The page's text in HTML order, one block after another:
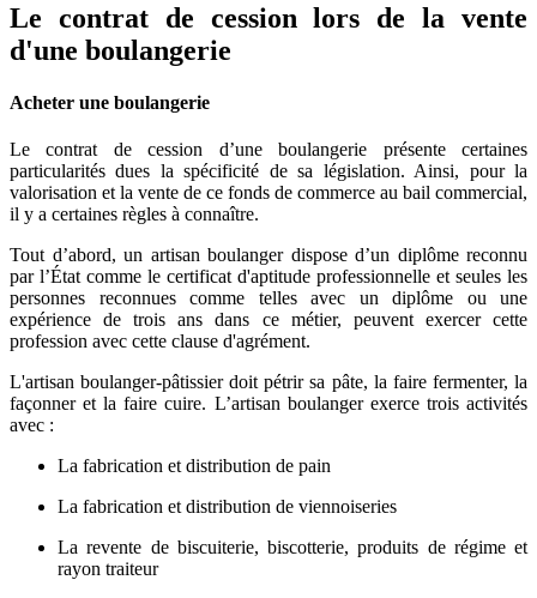
Le contrat de cession lors de la vente
d'une boulangerie
Acheter une boulangerie
Le contrat de cession d’une boulangerie présente certaines
particularités dues la spécificité de sa législation. Ainsi, pour la
valorisation et la vente de ce fonds de commerce au bail commercial,
il y a certaines règles à connaître.
Tout d’abord, un artisan boulanger dispose d’un diplôme reconnu
par l’État comme le certificat d'aptitude professionnelle et seules les
personnes reconnues comme telles avec un diplôme ou une
expérience de trois ans dans ce métier, peuvent exercer cette
profession avec cette clause d'agrément.
L'artisan boulanger-pâtissier doit pétrir sa pâte, la faire fermenter, la
façonner et la faire cuire. L’artisan boulanger exerce trois activités
avec :
La fabrication et distribution de pain
La fabrication et distribution de viennoiseries
La revente de biscuiterie, biscotterie, produits de régime et
rayon traiteur